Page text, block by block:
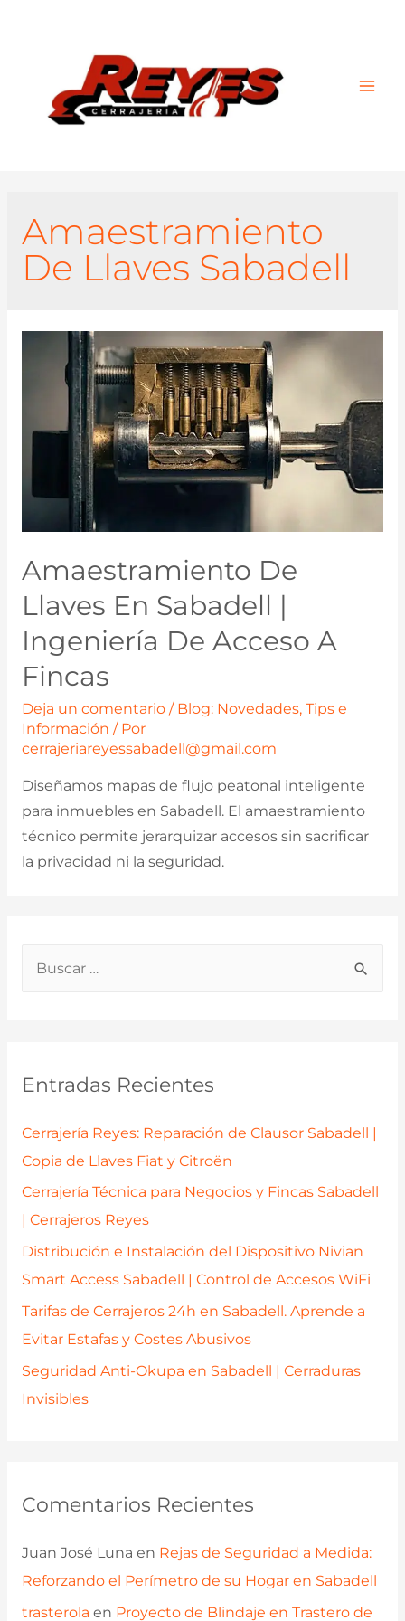
p
o
:
Entradas Recientes
Cerrajería Reyes: Reparación de Clausor Sabadell |
Copia de Llaves Fiat y Citroën
Cerrajería Técnica para Negocios y Fincas Sabadell
| Cerrajeros Reyes
Distribución e Instalación del Dispositivo Nivian
Smart Access Sabadell | Control de Accesos WiFi
Tarifas de Cerrajeros 24h en Sabadell. Aprende a
Evitar Estafas y Costes Abusivos
Seguridad Anti-Okupa en Sabadell | Cerraduras
Invisibles
Comentarios Recientes
Juan José Luna en Rejas de Seguridad a Medida:
Reforzando el Perímetro de su Hogar en Sabadell
trasterola en Proyecto de Blindaje en Trastero de
Amaestramiento
De Llaves Sabadell
Amaestramiento De
Llaves En Sabadell |
Ingeniería De Acceso A
Fincas
Deja un comentario / Blog: Novedades, Tips e
Información / Por
cerrajeriareyessabadell@gmail.com
Diseñamos mapas de flujo peatonal inteligente
para inmuebles en Sabadell. El amaestramiento
técnico permite jerarquizar accesos sin sacrificar
la privacidad ni la seguridad.